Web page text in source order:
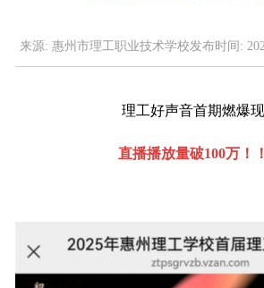
来源: 惠州市理工职业技术学校发布时间:
理工好声音首期燃爆
直播播放量破100万！